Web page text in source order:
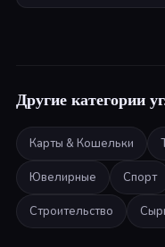
Другие категории
Карты & Кошельки
Ювелирные Спорт
Строительство